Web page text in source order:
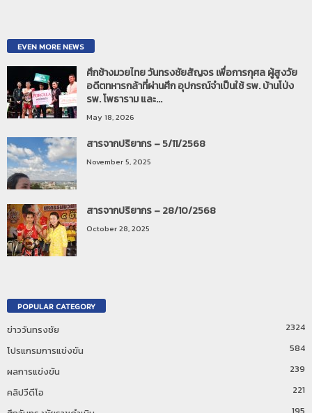
EVEN MORE NEWS
ศึกช้างมวยไทย วันทรงชัยสัญจร เพื่อการกุศล ผู้สูงวัย
อดีตทหารกล้าที่ผ่านศึก อุปกรณ์จำเป็นใช้ รพ. บ้านโป่ง
รพ. โพธาราม และ...
May 18, 2026
สารจากปริยากร – 5/11/2568
November 5, 2025
สารจากปริยากร – 28/10/2568
October 28, 2025
POPULAR CATEGORY
ข่าววันทรงชัย
2324
โปรแกรมการแข่งขัน
584
ผลการแข่งขัน
239
คลิปวีดีโอ
221